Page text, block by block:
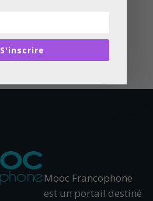
Mooc Francophone
est un portail destiné
S'inscrire